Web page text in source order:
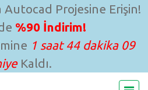
Projesine Erişin!
%90 İndirim!
1 saat 44 dakika 08
Kaldı.